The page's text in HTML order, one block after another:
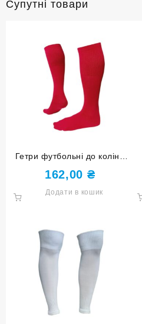
Супутні товари
Гетри футбольні до коліна
розмір 38-40 червоні
162,00 ₴
Додати в кошик